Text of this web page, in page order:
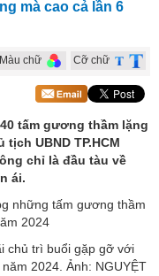
mà cao cả lần 6
Cỡ chữ
Màu chữ
tấm gương thầm lặng
UBND TP.HCM
chỉ là đầu tàu về
ái.
chủ trì buổi gặp gỡ với
2024. Ảnh: NGUYỆT